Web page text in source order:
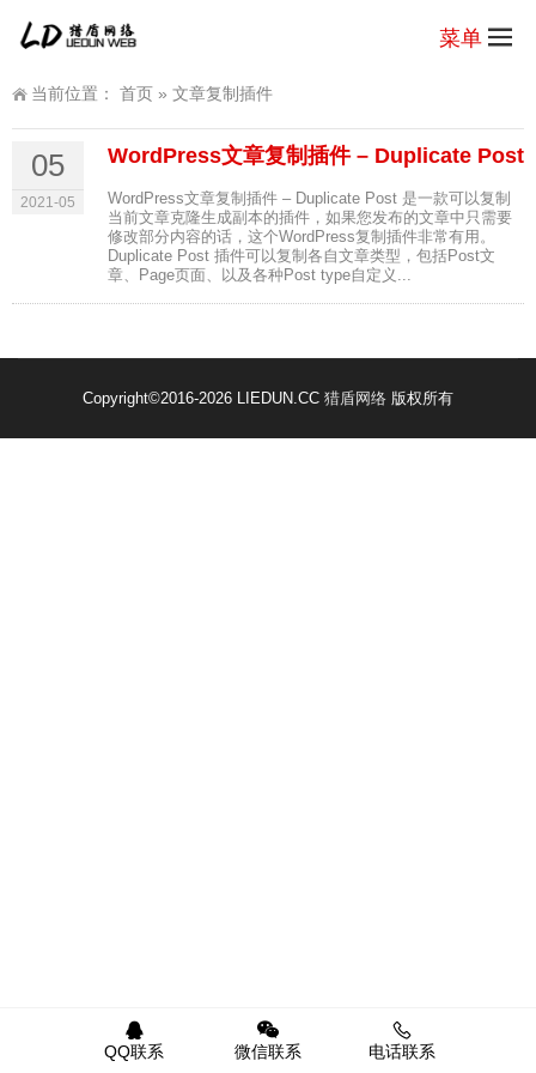
菜单
当前位置： 首页 » 文章复制插件
05
2021-05
WordPress文章复制插件 – Duplicate Post
WordPress文章复制插件 – Duplicate Post 是一款可以复制
当前文章克隆生成副本的插件，如果您发布的文章中只需要
修改部分内容的话，这个WordPress复制插件非常有用。
Duplicate Post 插件可以复制各自文章类型，包括Post文
章、Page页面、以及各种Post type自定义...
Copyright©2016-2026 LIEDUN.CC 猎盾网络 版权所有
QQ联系 微信联系 电话联系